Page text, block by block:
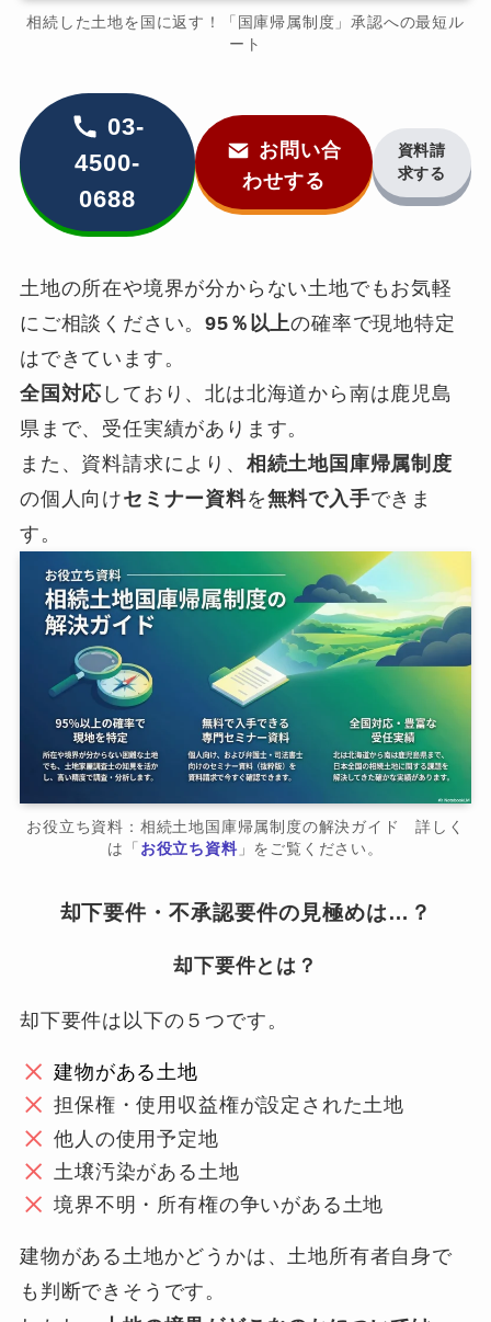
相続した土地を国に返す！「国庫帰属制度」承認への最短ル
ート
03-
4500-
0688
お問い合
わせする
資料請
求する
土地の所在や境界が分からない土地でもお気軽
にご相談ください。95％以上の確率で現地特定
はできています。
全国対応 しており、北は北海道から南は鹿児島
県まで、受任実績があります。
また、資料請求により、 相続土地国庫帰属制度
の個人向けセミナー資料を無料で入手できま
す。
お役立ち資料：相続土地国庫帰属制度の解決ガイド 詳しく
は「 お役立ち資料」をご覧ください。
却下要件・不承認要件の見極めは…？
却下要件とは？
却下要件は以下の５つです。
建物がある土地
担保権・使用収益権が設定された土地
他人の使用予定地
土壌汚染がある土地
境界不明・所有権の争いがある土地
建物がある土地かどうかは、土地所有者自身で
も判断できそうです。